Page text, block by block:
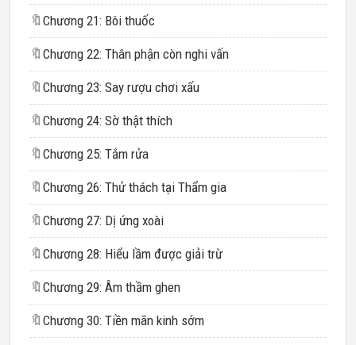
🔖 Chương 21: Bôi thuốc
🔖 Chương 22: Thân phận còn nghi vấn
🔖 Chương 23: Say rượu chơi xấu
🔖 Chương 24: Sờ thật thích
🔖 Chương 25: Tắm rửa
🔖 Chương 26: Thử thách tại Thẩm gia
🔖 Chương 27: Dị ứng xoài
🔖 Chương 28: Hiểu lầm được giải trừ
🔖 Chương 29: Âm thầm ghen
🔖 Chương 30: Tiền mãn kinh sớm